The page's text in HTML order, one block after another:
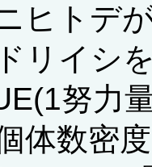
ヒトデ
リイシ
努力
体数密